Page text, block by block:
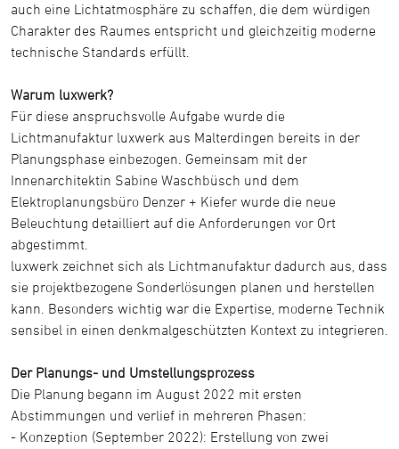
auch eine Lichtatmosphäre zu schaffen, die dem würdigen
Charakter des Raumes entspricht und gleichzeitig moderne
technische Standards erfüllt.
Warum luxwerk?
Für diese anspruchsvolle Aufgabe wurde die
Lichtmanufaktur luxwerk aus Malterdingen bereits in der
Planungsphase einbezogen. Gemeinsam mit der
Innenarchitektin Sabine Waschbüsch und dem
Elektroplanungsbüro Denzer + Kiefer wurde die neue
Beleuchtung detailliert auf die Anforderungen vor Ort
abgestimmt.
luxwerk zeichnet sich als Lichtmanufaktur dadurch aus, dass
sie projektbezogene Sonderlösungen planen und herstellen
kann. Besonders wichtig war die Expertise, moderne Technik
sensibel in einen denkmalgeschützten Kontext zu integrieren.
Der Planungs- und Umstellungsprozess
Die Planung begann im August 2022 mit ersten
Abstimmungen und verlief in mehreren Phasen:
- Konzeption (September 2022): Erstellung von zwei